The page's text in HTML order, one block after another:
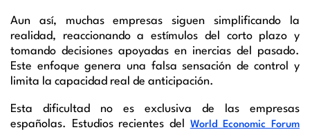
Aun así, muchas empresas siguen simplificando la
realidad, reaccionando a estímulos del corto plazo y
tomando decisiones apoyadas en inercias del pasado.
Este enfoque genera una falsa sensación de control y
limita la capacidad real de anticipación.
Esta dificultad no es exclusiva de las empresas
españolas. Estudios recientes del World Economic Forum